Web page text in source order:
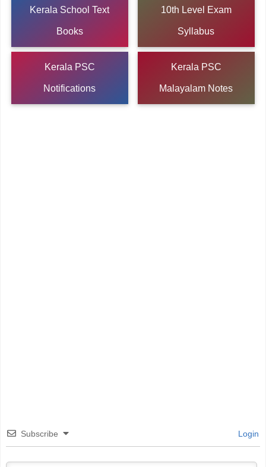
Kerala School Text
Books
10th Level Exam
Syllabus
Kerala PSC
Notifications
Kerala PSC
Malayalam Notes
Subscribe Login